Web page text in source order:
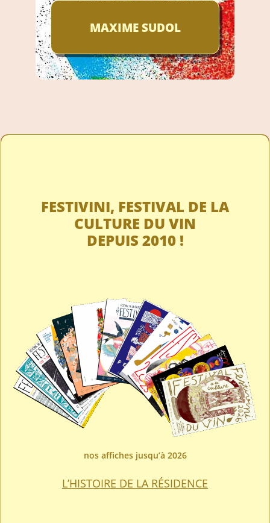
MAXIME SUDOL
FESTIVINI, FESTIVAL DE LA
CULTURE DU VIN
DEPUIS 2010 !
nos affiches jusqu’à 2026
L’HISTOIRE DE LA RÉSIDENCE